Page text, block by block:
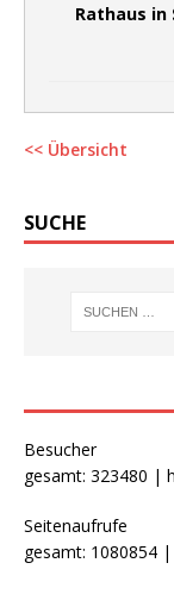
Rathaus in
<< Übersicht
SUCHE
Besucher
gesamt: 323480 |
Seitenaufrufe
gesamt: 1080854